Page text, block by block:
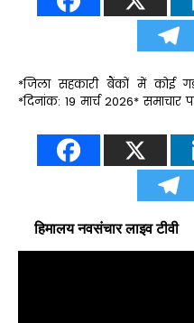
*जिला सहकारी बैंकों में कोई
*दिनांक: 19 मार्च 2026* समाचार
हिमालय नवसंचार लाइव टीवी